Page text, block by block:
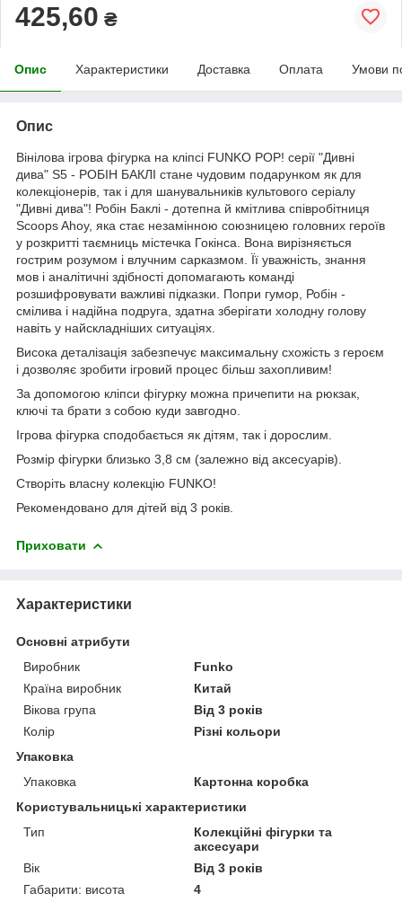
425,60 ₴
Опис Характеристики Доставка Оплата Умови
Опис
Вінілова ігрова фігурка на кліпсі FUNKO POP! серії "Дивні
дива" S5 - РОБІН БАКЛІ стане чудовим подарунком як для
колекціонерів, так і для шанувальників культового серіалу
"Дивні дива"! Робін Баклі - дотепна й кмітлива співробітниця
Scoops Ahoy, яка стає незамінною союзницею головних героїв
у розкритті таємниць містечка Гокінса. Вона вирізняється
гострим розумом і влучним сарказмом. Її уважність, знання
мов і аналітичні здібності допомагають команді
розшифровувати важливі підказки. Попри гумор, Робін -
смілива і надійна подруга, здатна зберігати холодну голову
навіть у найскладніших ситуаціях.
Висока деталізація забезпечує максимальну схожість з героєм
і дозволяє зробити ігровий процес більш захопливим!
За допомогою кліпси фігурку можна причепити на рюкзак,
ключі та брати з собою куди завгодно.
Ігрова фігурка сподобається як дітям, так і дорослим.
Розмір фігурки близько 3,8 см (залежно від аксесуарів).
Створіть власну колекцію FUNKO!
Рекомендовано для дітей від 3 років.
Приховати
Характеристики
Основні атрибути
Виробник
Funko
Країна виробник
Китай
Вікова група
Від 3 років
Колір
Різні кольори
Упаковка
Упаковка
Картонна коробка
Користувальницькі характеристики
Тип
Колекційні фігурки та
аксесуари
Вік
Від 3 років
Габарити: висота
4